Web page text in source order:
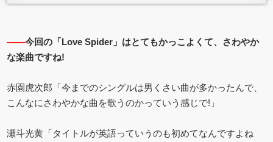
――今回の「Love Spider」はとてもかっこよくて、さわやか
な楽曲ですね!
赤園虎次郎「今までのシングルは男くさい曲が多かったんで、
こんなにさわやかな曲を歌うのかっていう感じで!」
瀬斗光黄「タイトルが英語っていうのも初めてなんですよね